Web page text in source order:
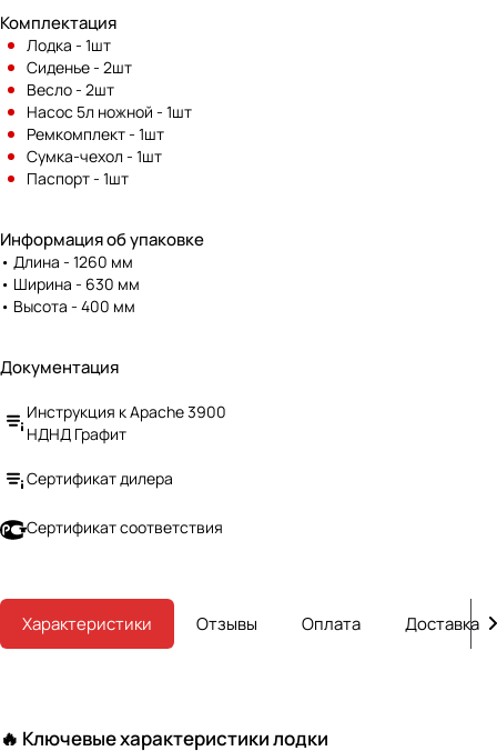
обеспечивает удобную рыбалку
стоя. Надувное дно низкого
давления является
альтернативой слани,
конструктивные особенности
позволяют добиться ощущения
твердого пола под ногами.
Кокпит просторный и глубокий ,
дублирован качественным
скольжению. Лодка удобна в
эксплуатации, быстро
надувается и легко
складывается. Небольшой вес и
качества делают лодки APACHE
среди рыбаков и любителей
активного отдыха.
Комплектация
Лодка - 1шт
Сиденье - 2шт
Весло - 2шт
Насос 5л ножной - 1шт
Ремкомплект - 1шт
Сумка-чехол - 1шт
Паспорт - 1шт
Информация об упаковке
• Длина - 1260 мм
• Ширина - 630 мм
• Высота - 400 мм
Документация
Инструкция к Apache 3900
НДНД Графит
Сертификат дилера
Сертификат соответствия
Характеристики Отзывы Оплата Доставка
🔥 Ключевые характеристики лодки